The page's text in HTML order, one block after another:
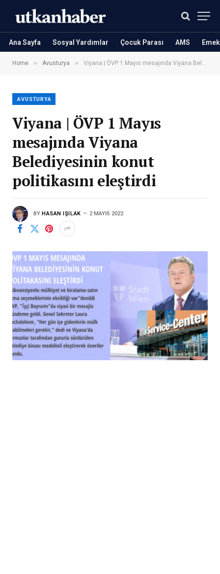
Ana Sayfa Sosyal Yardımlar Çocuk Parası AMS
Home » Avusturya » Viyana | ÖVP 1 Mayıs mesajında Viyana Belediyesinin konut politikasını eleştirdi
AVUSTURYA
Viyana | ÖVP 1 Mayıs
mesajında Viyana
Belediyesinin konut
politikasını eleştirdi
BY HASAN IŞILAK 2 MAYIS 2022